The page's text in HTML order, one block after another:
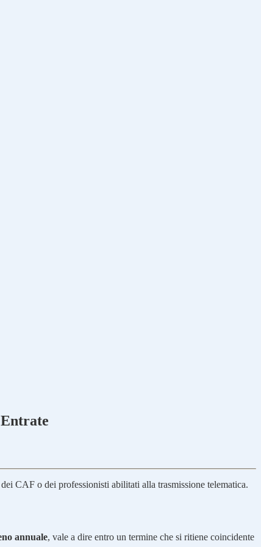
CAF o dei professionisti abilitati alla trasmissione telematica.
annuale, vale a dire entro un termine che si ritiene coincidente